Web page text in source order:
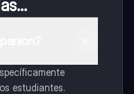
estudiantes.